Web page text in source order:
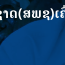
(ສພຊ)